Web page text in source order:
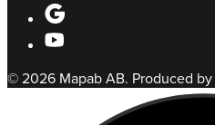
© 2026 Mapab AB. Produced by